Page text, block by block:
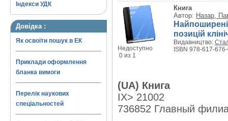
Індекси УДК
Довідка :
Як освоїти пошук в ЕК
Приклади оформлення
бланка вимоги
Перелік наукових
спеціальностей
Недоступно
0 из 1
Книга
Автор: Назар,
позицій
Видавництво:
ISBN 978-617-
(UA) Книга
IX> 21002
736852 Главный